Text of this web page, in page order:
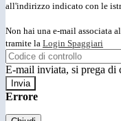
all'indirizzo indicato con le
Non hai una e-mail associata
tramite la Login Spaggiari
E-mail inviata, si prega di
Errore